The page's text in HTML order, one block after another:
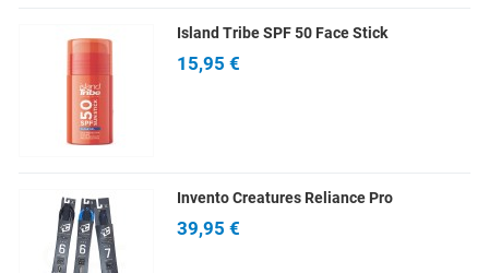
Island Tribe SPF 50 Face Stick
15,95 €
Invento Creatures Reliance Pro
39,95 €